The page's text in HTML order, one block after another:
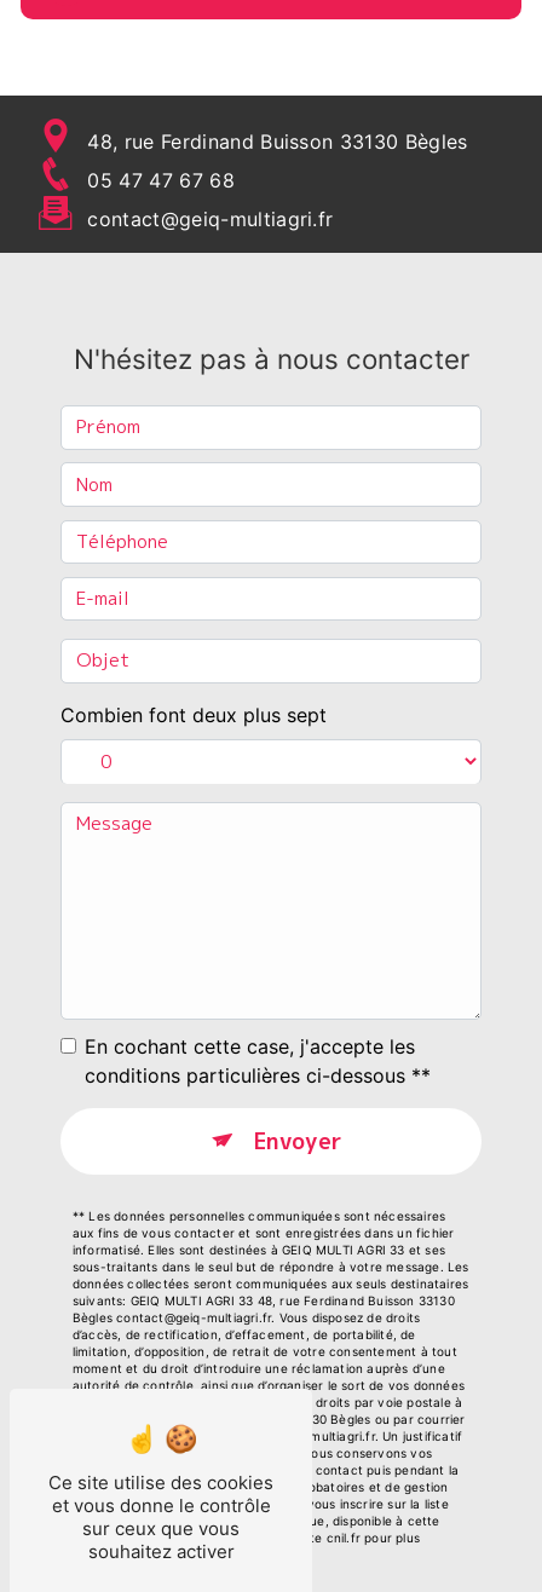
48, rue Ferdinand Buisson 33130 Bègles
05 47 47 67 68
contact@geiq-multiagri.fr
N'hésitez pas à nous contacter
Combien font deux plus sept
En cochant cette case, j'accepte les
conditions particulières ci-dessous **
Envoyer
** Les données personnelles communiquées sont nécessaires
aux fins de vous contacter et sont enregistrées dans un fichier
informatisé. Elles sont destinées à GEIQ MULTI AGRI 33 et ses
sous-traitants dans le seul but de répondre à votre message. Les
données collectées seront communiquées aux seuls destinataires
suivants: GEIQ MULTI AGRI 33 48, rue Ferdinand Buisson 33130
Bègles contact@geiq-multiagri.fr. Vous disposez de droits
d’accès, de rectification, d’effacement, de portabilité, de
limitation, d’opposition, de retrait de votre consentement à tout
moment et du droit d’introduire une réclamation auprès d’une
autorité de contrôle, ainsi que d’organiser le sort de vos données
post-mortem. Vous pouvez exercer ces droits par voie postale à
l'adresse 48, rue Ferdinand Buisson 33130 Bègles ou par courrier
électronique à l'adresse contact@geiq-multiagri.fr. Un justificatif
d'identité pourra vous être demandé. Nous conservons vos
données pendant la période de prise de contact puis pendant la
durée de prescription légale aux fins probatoires et de gestion
des contentieux. Vous avez le droit de vous inscrire sur la liste
d'opposition au démarchage téléphonique, disponible à cette
adresse:Bloctel.gouv.fr. Consultez le site cnil.fr pour plus
d’informations sur vos droits.
Ce site utilise des cookies
et vous donne le contrôle
sur ceux que vous
souhaitez activer